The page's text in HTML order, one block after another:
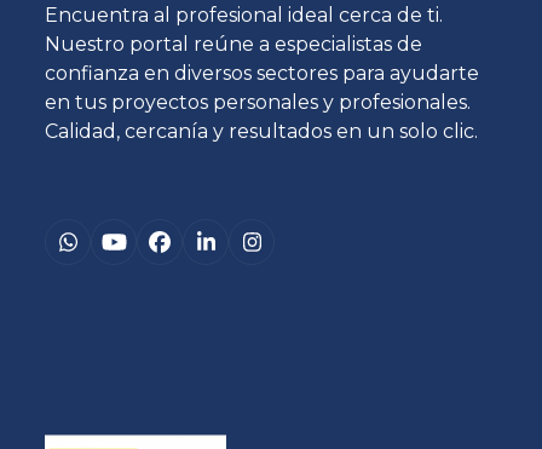
Encuentra al profesional ideal cerca de ti.
Nuestro portal reúne a especialistas de
confianza en diversos sectores para ayudarte
en tus proyectos personales y profesionales.
Calidad, cercanía y resultados en un solo clic.
Whatsapp
YouTubeFacebook
LinkedInInstagram